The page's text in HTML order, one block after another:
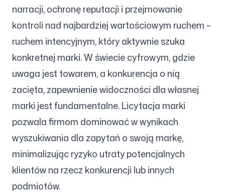
Zaloguj się Zarejestruj się
Obserwuj nas
narracji, ochronę reputacji i przejmowanie
kontroli nad najbardziej wartościowym ruchem –
ruchem intencyjnym, który aktywnie szuka
konkretnej marki. W świecie cyfrowym, gdzie
uwaga jest towarem, a konkurencja o nią
zacięta, zapewnienie widoczności dla własnej
marki jest fundamentalne. Licytacja marki
pozwala firmom dominować w wynikach
wyszukiwania dla zapytań o swoją markę,
minimalizując ryzyko utraty potencjalnych
klientów na rzecz konkurencji lub innych
podmiotów.